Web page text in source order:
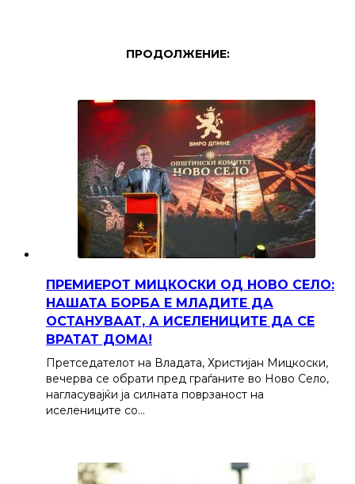
ПРОДОЛЖЕНИЕ:
ПРЕМИЕРОТ МИЦКОСКИ ОД НОВО СЕЛО:
НАШАТА БОРБА Е МЛАДИТЕ ДА
ОСТАНУВААТ, А ИСЕЛЕНИЦИТЕ ДА СЕ
ВРАТАТ ДОМА!
Претседателот на Владата, Христијан Мицкоски,
вечерва се обрати пред граѓаните во Ново Село,
нагласувајќи ја силната поврзаност на
иселениците со…